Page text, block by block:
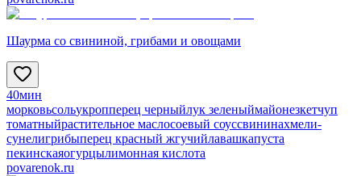
Шаурма со свининой, грибами и овощами
40мин
морковьсольукропперец черныйлук зеленыймайонезкетчуп
томатныйрастительное маслосоевый соуссвининахмели-
сунелигрибыперец красный жгучийлавашкапуста
пекинскаяогурцылимонная кислота
povarenok.ru